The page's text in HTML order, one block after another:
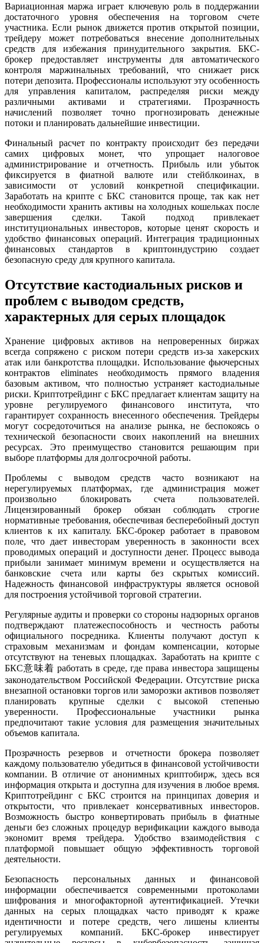
Вариационная маржа играет ключевую роль в поддержании
достаточного уровня обеспечения на торговом счете
участника. Если рынок движется против открытой позиции,
трейдеру может потребоваться внесение дополнительных
средств для избежания принудительного закрытия. БКС-
брокер предоставляет инструменты для автоматического
контроля маржинальных требований, что снижает риск
потери депозита. Профессионалы используют эту особенность
для управления капиталом, распределяя риски между
различными активами и стратегиями. Прозрачность
начислений позволяет точно прогнозировать денежные
потоки и планировать дальнейшие инвестиции.
Финальный расчет по контракту происходит без передачи
самих цифровых монет, что упрощает налоговое
администрирование и отчетность. Прибыль или убыток
фиксируется в фиатной валюте или стейблкоинах, в
зависимости от условий конкретной спецификации.
Заработать на крипте с БКС становится проще, так как нет
необходимости хранить активы на холодных кошельках после
завершения сделки. Такой подход привлекает
институциональных инвесторов, которые ценят скорость и
удобство финансовых операций. Интеграция традиционных
финансовых стандартов в криптоиндустрию создает
безопасную среду для крупного капитала.
Отсутствие кастодиальных рисков и
проблем с выводом средств,
характерных для серых площадок
Хранение цифровых активов на непроверенных биржах
всегда сопряжено с риском потери средств из-за хакерских
атак или банкротства площадки. Использование фьючерсных
контрактов eliminates необходимость прямого владения
базовым активом, что полностью устраняет кастодиальные
риски. Криптотрейдинг с БКС предлагает клиентам защиту на
уровне регулируемого финансового института, что
гарантирует сохранность внесенного обеспечения. Трейдеры
могут сосредоточиться на анализе рынка, не беспокоясь о
технической безопасности своих накоплений на внешних
ресурсах. Это преимущество становится решающим при
выборе платформы для долгосрочной работы.
Проблемы с выводом средств часто возникают на
нерегулируемых платформах, где администрация может
произвольно блокировать счета пользователей.
Лицензированный брокер обязан соблюдать строгие
нормативные требования, обеспечивая бесперебойный доступ
клиентов к их капиталу. БКС-брокер работает в правовом
поле, что дает инвесторам уверенность в законности всех
проводимых операций и доступности денег. Процесс вывода
прибыли занимает минимум времени и осуществляется на
банковские счета или карты без скрытых комиссий.
Надежность финансовой инфраструктуры является основой
для построения устойчивой торговой стратегии.
Регулярные аудиты и проверки со стороны надзорных органов
подтверждают платежеспособность и честность работы
официального посредника. Клиенты получают доступ к
страховым механизмам и фондам компенсации, которые
отсутствуют на теневых площадках. Заработать на крипте с
БКС意味着 работать в среде, где права инвестора защищены
законодательством Российской Федерации. Отсутствие риска
внезапной остановки торгов или заморозки активов позволяет
планировать крупные сделки с высокой степенью
уверенности. Профессиональные участники рынка
предпочитают такие условия для размещения значительных
объемов капитала.
Прозрачность резервов и отчетности брокера позволяет
каждому пользователю убедиться в финансовой устойчивости
компании. В отличие от анонимных криптобирж, здесь вся
информация открыта и доступна для изучения в любое время.
Криптотрейдинг с БКС строится на принципах доверия и
открытости, что привлекает консервативных инвесторов.
Возможность быстро конвертировать прибыль в фиатные
деньги без сложных процедур верификации каждого вывода
экономит время трейдера. Удобство взаимодействия с
платформой повышает общую эффективность торговой
деятельности.
Безопасность персональных данных и финансовой
информации обеспечивается современными протоколами
шифрования и многофакторной аутентификацией. Утечки
данных на серых площадках часто приводят к краже
идентичности и потере средств, чего лишены клиенты
регулируемых компаний. БКС-брокер инвестирует